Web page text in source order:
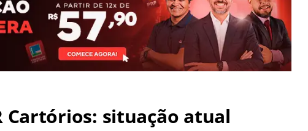
Cartórios: situação atual